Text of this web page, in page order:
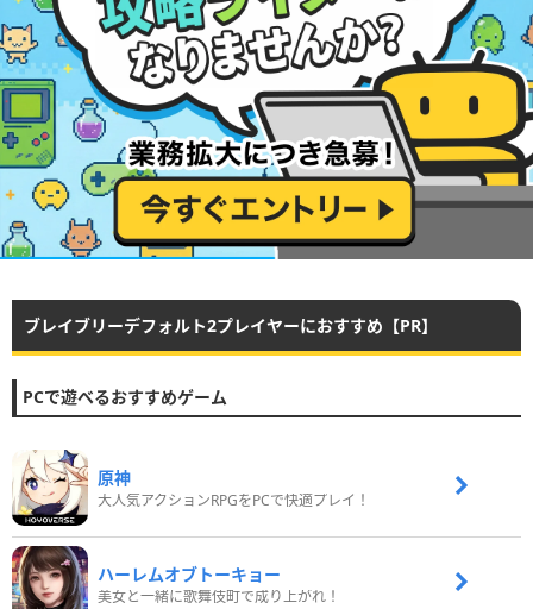
ブレイブリーデフォルト2プレイヤーにおすすめ【PR】
PCで遊べるおすすめゲーム
原神
大人気アクションRPGをPCで快適プレイ！
ハーレムオブトーキョー
美女と一緒に歌舞伎町で成り上がれ！